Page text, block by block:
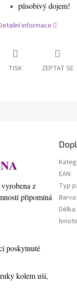
působivý dojem!
informace
TISK ZEPTAT SE
z
připomíná
poskytnuté
kolem uší,
EAN:
Typ
Barva:
Délka: